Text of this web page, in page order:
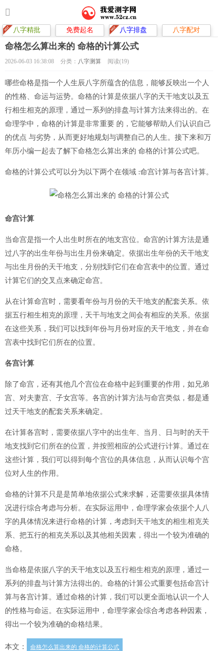
八字精批 免费起名 八字排盘 八字配对
命格怎么算出来的 命格的计算公式
2026-06-03 16:38:08 分类： 八字测算 阅读(19)
哪些命格是指一个人生辰八字所蕴含的信息，能够反映出一个人
的性格、命运与运势。命格的计算是依据八字的天干地支以及五
行相生相克的原理，通过一系列的排盘与计算方法来得出的。在
命理学中，命格的计算是非常重要 的，它能够帮助人们认识自己
的优点 与劣势，从而更好地规划与调整自己的人生。接下来和万
年历小编一起去了解下命格怎么算出来的 命格的计算公式吧。
命格的计算公式可以分为以下两个在领域 :命宫计算与各宫计算。
命宫计算
当命宫是指一个人出生时所在的地支宫位。命宫的计算方法是通
过八字的出生年份与出生月份来确定。依据出生年份的天干地支
与出生月份的天干地支，分别找到它们在命宫表中的位置。通过
计算它们的交叉点来确定命宫。
从在计算命宫时，需要看年份与月份的天干地支的配套关系。依
据五行相生相克的原理，天干与地支之间会有相应的关系。依据
在这些关系，我们可以找到年份与月份对应的天干地支，并在命
宫表中找到它们所在的位置。
各宫计算
除了命宫，还有其他几个宫位在命格中起到重要的作用，如兄弟
宫、对夫妻宫、子女宫等。各宫的计算方法与命宫类似，都是通
过天干地支的配套关系来确定。
在计算各宫时，需要依据八字中的出生年、当月、日与时的天干
地支找到它们所在的位置，并按照相应的公式进行计算。通过在
这些计算，我们可以得到每个宫位的具体信息，从而认识每个宫
位对人生的作用。
命格的计算不只是是简单地依据公式来求解，还需要依据具体情
况进行综合考虑与分析。在实际运用中，命理学家会依据个人八
字的具体情况来进行命格的计算，考虑到天干地支的相生相克关
系、把五行的相克关系以及其他相关因素，得出一个较为准确的
命格。
当命格是依据八字的天干地支以及五行相生相克的原理，通过一
系列的排盘与计算方法得出的。命格的计算公式重要包括命宫计
算与各宫计算。通过命格的计算，我们可以更全面地认识一个人
的性格与命运。在实际运用中，命理学家会综合考虑各种因素，
得出一个较为准确的命格结果。
本文： 命格怎么算出来的 命格的计算公式